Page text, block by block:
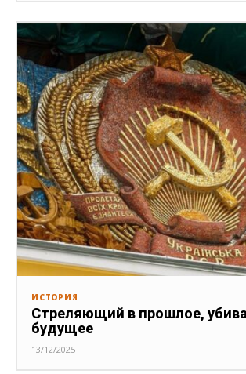
ИСТОРИЯ
Стреляющий в прошлое,
будущее
13/12/2025